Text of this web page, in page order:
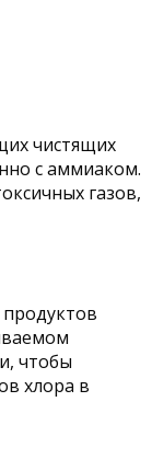
чистящих
с аммиаком.
газов,
чтобы
хлора в